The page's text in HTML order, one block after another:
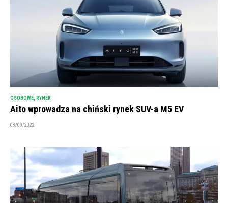
OSOBOWE, RYNEK
Aito wprowadza na chiński rynek SUV-a M5 EV
08/09/2022